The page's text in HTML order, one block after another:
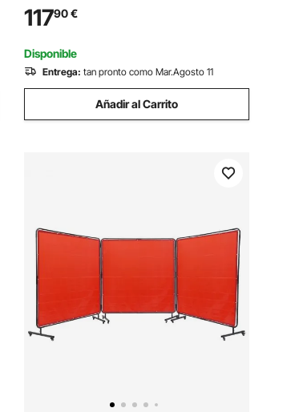
Estático de 159 kg, Ruedas Giratorias de
360°, Cortador de Plasma, 465 x 920 x
925 mm
11790€
Disponible
Entrega: tan pronto como Mar.Agosto 11
Añadir al Carrito